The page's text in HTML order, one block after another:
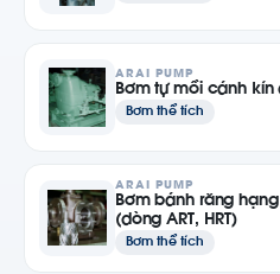
ARAI PUMP
Bơm tự mồi cánh kín
Bơm thể tích
ARAI PUMP
Bơm bánh răng
(dòng ART, HRT)
Bơm thể tích